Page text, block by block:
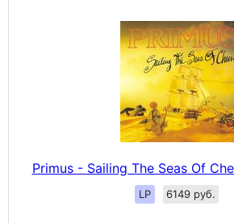
Primus - Sailing The Seas Of
LP 6149 руб.